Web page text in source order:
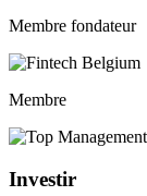
Membre fondateur
Membre
Investir